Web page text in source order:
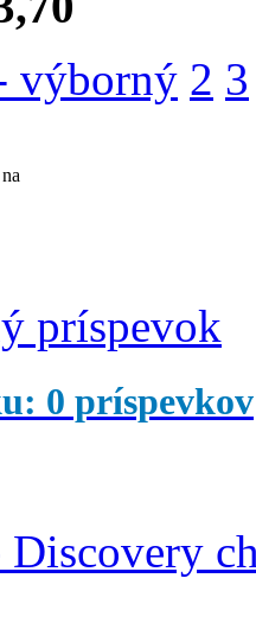
výborný 2 3
príspevok
0 príspevkov